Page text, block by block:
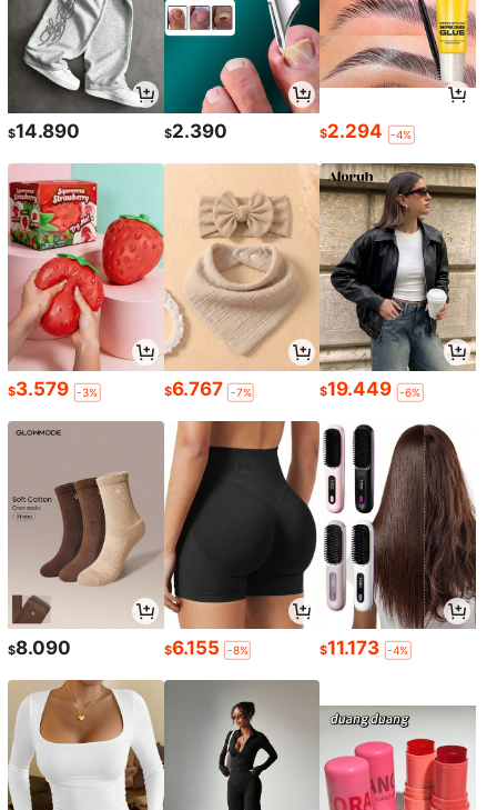
$14.890 $2.390 $2.294 -4%
$3.579 -3% $6.767 -7% $19.449 -6%
$8.090 $6.155 -8% $11.173 -4%